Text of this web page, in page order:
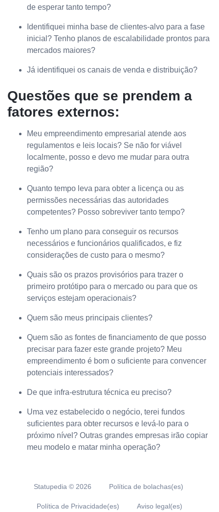
de esperar tanto tempo?
Identifiquei minha base de clientes-alvo para a fase
inicial? Tenho planos de escalabilidade prontos para
mercados maiores?
Já identifiquei os canais de venda e distribuição?
Questões que se prendem a
fatores externos:
Meu empreendimento empresarial atende aos
regulamentos e leis locais? Se não for viável
localmente, posso e devo me mudar para outra
região?
Quanto tempo leva para obter a licença ou as
permissões necessárias das autoridades
competentes? Posso sobreviver tanto tempo?
Tenho um plano para conseguir os recursos
necessários e funcionários qualificados, e fiz
considerações de custo para o mesmo?
Quais são os prazos provisórios para trazer o
primeiro protótipo para o mercado ou para que os
serviços estejam operacionais?
Quem são meus principais clientes?
Quem são as fontes de financiamento de que posso
precisar para fazer este grande projeto? Meu
empreendimento é bom o suficiente para convencer
potenciais interessados?
De que infra-estrutura técnica eu preciso?
Uma vez estabelecido o negócio, terei fundos
suficientes para obter recursos e levá-lo para o
próximo nível? Outras grandes empresas irão copiar
meu modelo e matar minha operação?
Statupedia © 2026 Política de bolachas(es)
Política de Privacidade(es) Aviso legal(es)